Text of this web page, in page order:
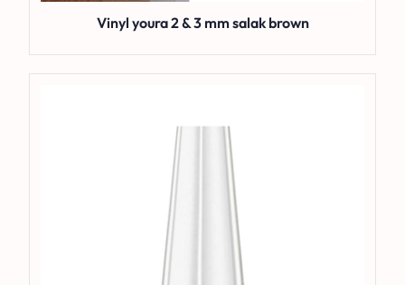
Vinyl youra 2 & 3 mm salak brown